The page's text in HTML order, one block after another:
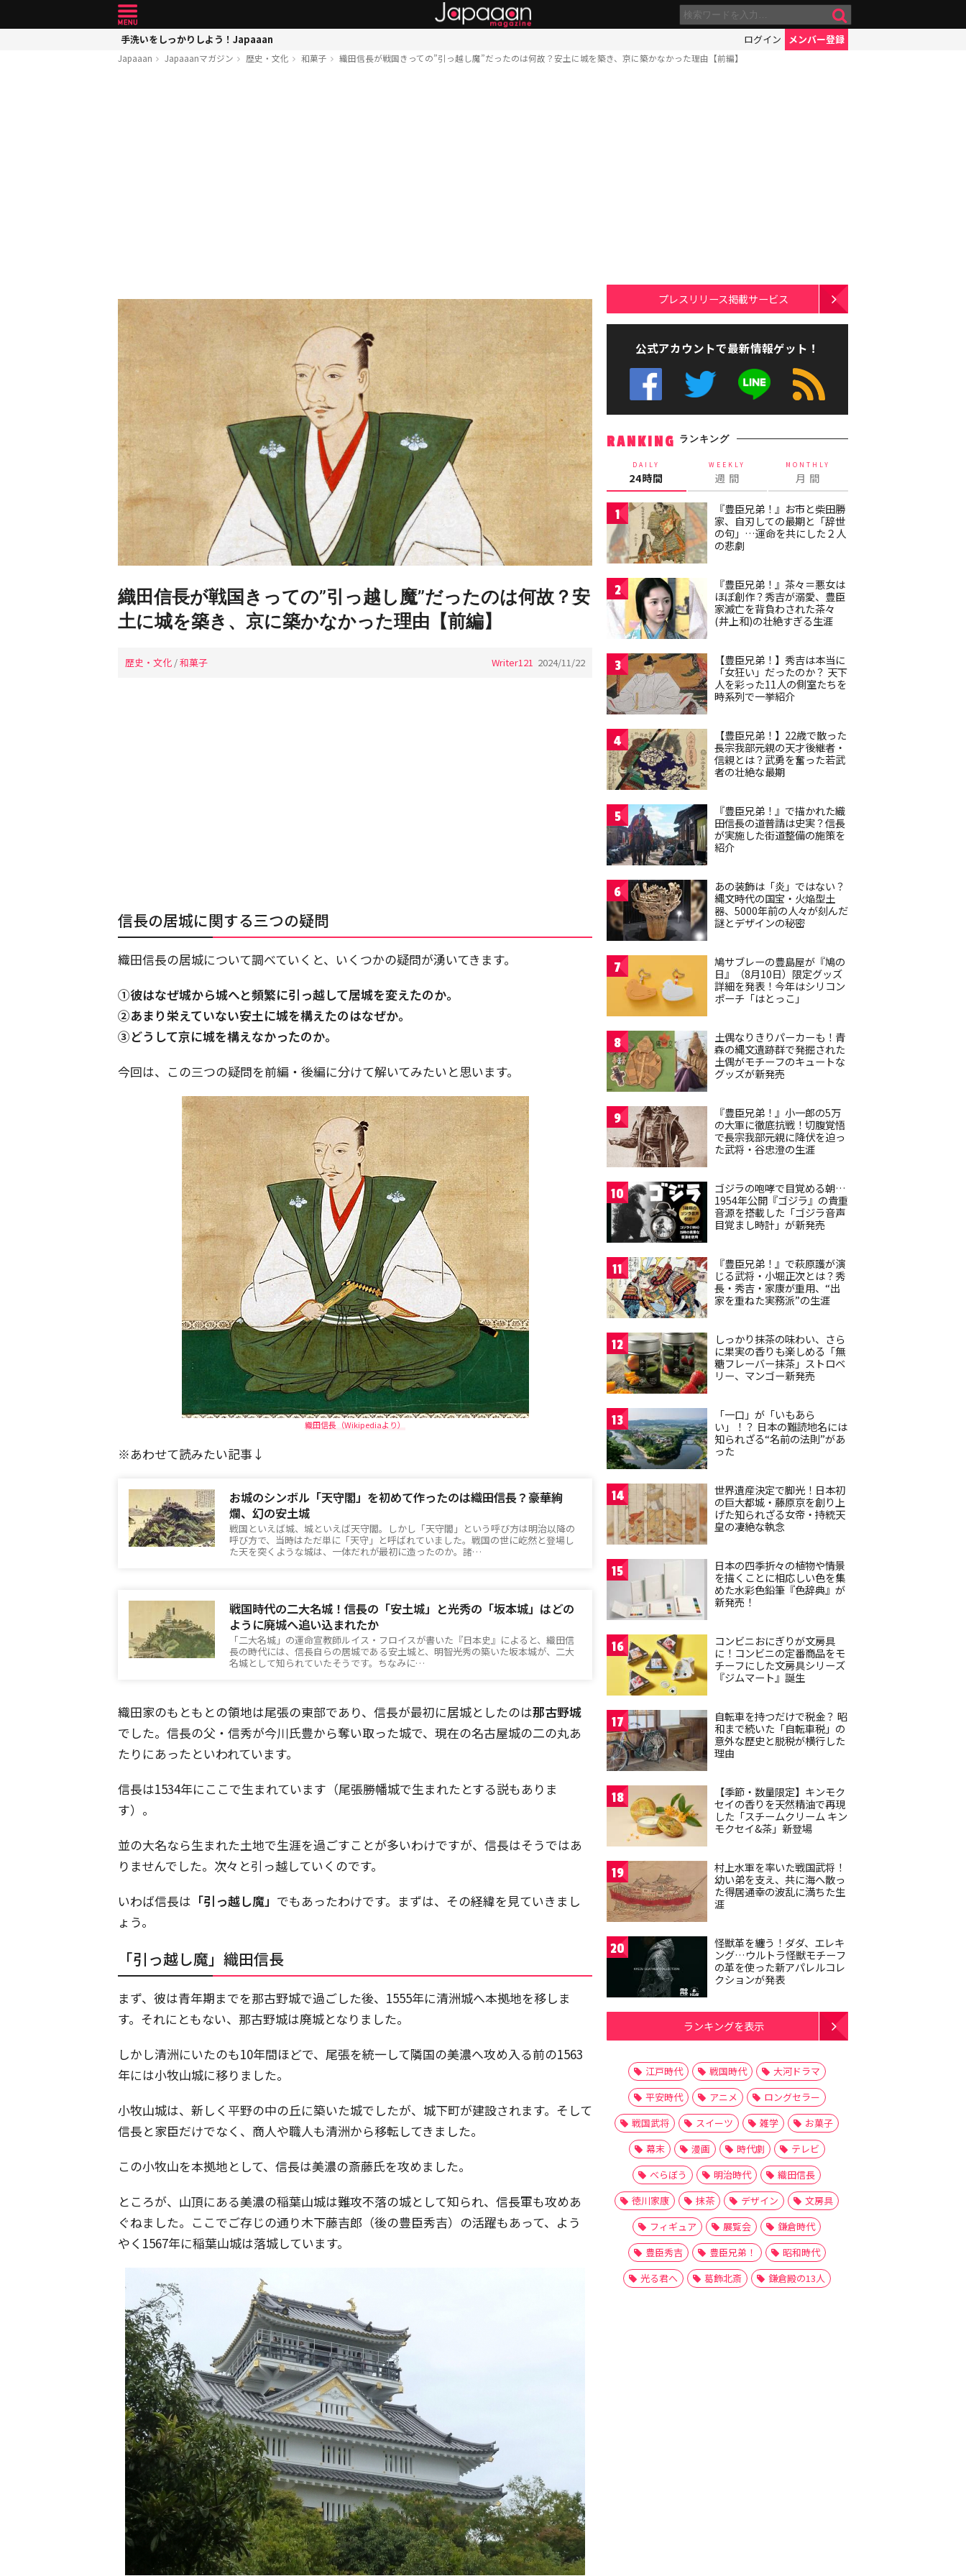
手洗いをしっかりしよう！Japaaan ログイン メンバー登録
Japaaan Japaaanマガジン 歴史・文化 和菓子 織田信長が戦国きっての”引っ越し魔”だったのは何故？安土に城を築き、京に築かなかった理由【前編】
織田信長が戦国きっての”引っ越し魔”だったのは何故？安
土に城を築き、京に築かなかった理由【前編】
歴史・文化 /和菓子 Writer121 2024/11/22
信長の居城に関する三つの疑問
織田信長の居城について調べていくと、いくつかの疑問が湧いてきます。
①彼はなぜ城から城へと頻繁に引っ越して居城を変えたのか。
②あまり栄えていない安土に城を構えたのはなぜか。
③どうして京に城を構えなかったのか。
今回は、この三つの疑問を前編・後編に分けて解いてみたいと思います。
織田信長（Wikipediaより）
※あわせて読みたい記事↓
お城のシンボル「天守閣」を初めて作ったのは織田信長？豪華絢
爛、幻の安土城
戦国といえば城、城といえば天守閣。しかし「天守閣」という呼び方は明治以降の
呼び方で、当時はただ単に「天守」と呼ばれていました。戦国の世に屹然と登場し
た天を突くような城は、一体だれが最初に造ったのか。諸…
戦国時代の二大名城！信長の「安土城」と光秀の「坂本城」はどの
ように廃城へ追い込まれたか
「二大名城」の運命宣教師ルイス・フロイスが書いた『日本史』によると、織田信
長の時代には、信長自らの居城である安土城と、明智光秀の築いた坂本城が、二大
名城として知られていたそうです。ちなみに…
織田家のもともとの領地は尾張の東部であり、信長が最初に居城としたのは那古野城
でした。信長の父・信秀が今川氏豊から奪い取った城で、現在の名古屋城の二の丸あ
たりにあったといわれています。
信長は1534年にここで生まれています（尾張勝幡城で生まれたとする説もありま
す）。
並の大名なら生まれた土地で生涯を過ごすことが多いわけですが、信長はそうではあ
りませんでした。次々と引っ越していくのです。
いわば信長は 「引っ越し魔」 でもあったわけです。まずは、その経緯を見ていきまし
ょう。
「引っ越し魔」織田信長
まず、彼は青年期までを那古野城で過ごした後、1555年に清洲城へ本拠地を移しま
す。それにともない、那古野城は廃城となりました。
しかし清洲にいたのも10年間ほどで、尾張を統一して隣国の美濃へ攻め入る前の1563
年には小牧山城に移りました。
小牧山城は、新しく平野の中の丘に築いた城でしたが、城下町が建設されます。そして
信長と家臣だけでなく、商人や職人も清洲から移転してきました。
この小牧山を本拠地として、信長は美濃の斎藤氏を攻めました。
ところが、山頂にある美濃の稲葉山城は難攻不落の城として知られ、信長軍も攻めあ
ぐねました。ここでご存じの通り木下藤吉郎（後の豊臣秀吉）の活躍もあって、よう
やく1567年に稲葉山城は落城しています。
プレスリリース掲載サービス
公式アカウントで最新情報ゲット！
RANKING ランキング
DAILY
24時間
WEEKLY
週 間
MONTHLY
月 間
1
『豊臣兄弟！』お市と柴田勝
家、自刃しての最期と「辞世
の句」…運命を共にした２人
の悲劇
2
『豊臣兄弟！』茶々＝悪女は
ほぼ創作？秀吉が溺愛、豊臣
家滅亡を背負わされた茶々
(井上和)の壮絶すぎる生涯
3
【豊臣兄弟！】秀吉は本当に
「女狂い」だったのか？ 天下
人を彩った11人の側室たちを
時系列で一挙紹介
4
【豊臣兄弟！】22歳で散った
長宗我部元親の天才後継者・
信親とは？武勇を奮った若武
者の壮絶な最期
5
『豊臣兄弟！』で描かれた織
田信長の道普請は史実？信長
が実施した街道整備の施策を
紹介
6
あの装飾は「炎」ではない？
縄文時代の国宝・火焔型土
器、5000年前の人々が刻んだ
謎とデザインの秘密
7
鳩サブレーの豊島屋が『鳩の
日』（8月10日）限定グッズ
詳細を発表！今年はシリコン
ポーチ「はとっこ」
8
土偶なりきりパーカーも！青
森の縄文遺跡群で発掘された
土偶がモチーフのキュートな
グッズが新発売
9
『豊臣兄弟！』小一郎の5万
の大軍に徹底抗戦！切腹覚悟
で長宗我部元親に降伏を迫っ
た武将・谷忠澄の生涯
10
ゴジラの咆哮で目覚める朝…
1954年公開『ゴジラ』の貴重
音源を搭載した「ゴジラ音声
目覚まし時計」が新発売
11
『豊臣兄弟！』で萩原護が演
じる武将・小堀正次とは？秀
長・秀吉・家康が重用、“出
家を重ねた実務派”の生涯
12
しっかり抹茶の味わい、さら
に果実の香りも楽しめる「無
糖フレーバー抹茶」ストロベ
リー、マンゴー新発売
13
「一口」が「いもあら
い」！？ 日本の難読地名には
知られざる“名前の法則”があ
った
14
世界遺産決定で脚光！日本初
の巨大都城・藤原京を創り上
げた知られざる女帝・持統天
皇の凄絶な執念
15
日本の四季折々の植物や情景
を描くことに相応しい色を集
めた水彩色鉛筆『色辞典』が
新発売！
16
コンビニおにぎりが文房具
に！コンビニの定番商品をモ
チーフにした文房具シリーズ
『ジムマート』誕生
17
自転車を持つだけで税金？ 昭
和まで続いた「自転車税」の
意外な歴史と脱税が横行した
理由
18
【季節・数量限定】キンモク
セイの香りを天然精油で再現
した「スチームクリーム キン
モクセイ&茶」新登場
19
村上水軍を率いた戦国武将！
幼い弟を支え、共に海へ散っ
た得居通幸の波乱に満ちた生
涯
20
怪獣革を纏う！ダダ、エレキ
ング…ウルトラ怪獣モチーフ
の革を使った新アパレルコレ
クションが発表
ランキングを表示
江戸時代 戦国時代
大河ドラマ
平安時代
アニメ
ロングセラー
戦国武将
スイーツ 雑学
お菓子
幕末
漫画 時代劇
テレビ
べらぼう
明治時代
織田信長
徳川家康
抹茶 デザイン
文房具
フィギュア
展覧会
鎌倉時代
豊臣秀吉
豊臣兄弟！
昭和時代
光る君へ
葛飾北斎 鎌倉殿の13人